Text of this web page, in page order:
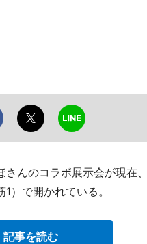
んのコラボ展示会が現在
）で開かれている。
記事を読む